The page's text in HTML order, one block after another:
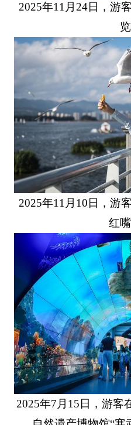
2025年11月24日，游
览
2025年11月10日，游
红嘴
2025年7月15日，游客